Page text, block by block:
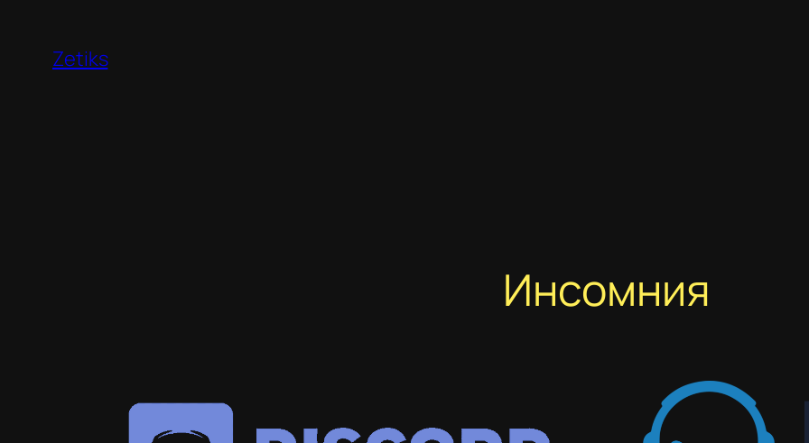
содержимому
Zetiks
Инсомния